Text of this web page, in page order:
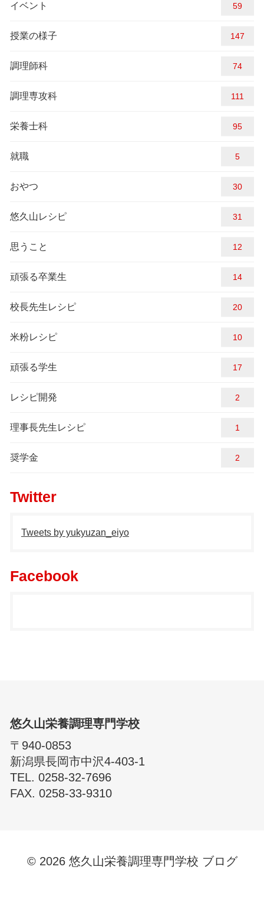
イベント 59
授業の様子 156
調理師科 74
調理専攻科 111
栄養士科 95
就職 5
おやつ 30
悠久山レシピ 31
思うこと 12
頑張る卒業生 14
校長先生レシピ 20
米粉レシピ 10
頑張る学生 17
レシピ開発 2
理事長先生レシピ 1
奨学金 2
Twitter
Tweets by yukyuzan_eiyo
Facebook
悠久山栄養調理専門学校
〒940-0853
新潟県長岡市中沢4-403-1
TEL. 0258-32-7696
FAX. 0258-33-9310
© 2026 悠久山栄養調理専門学校 ブログ